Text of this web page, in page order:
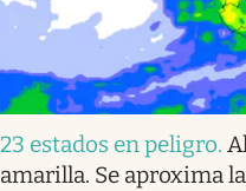
23 estados en peligro.
amarilla. Se aproxima